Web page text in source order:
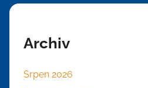
Archiv
Srpen 2026